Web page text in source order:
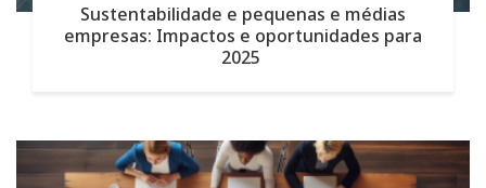
Sustentabilidade e pequenas e médias
empresas: Impactos e oportunidades para
2025